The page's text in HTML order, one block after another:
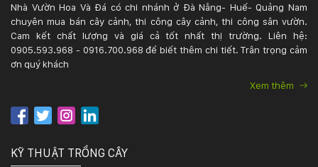
Nhà Vườn Hoa Và Đá có chi nhánh ở Đà Nẵng- Huế- Quảng Nam
chuyên mua bán cây cảnh, thi công cây cảnh, thi công sân vườn.
Cam kết chất lượng và giá cả tốt nhất thị trường. Liên hệ:
0905.593.968 - 0916.700.968 để biết thêm chi tiết. Trân trọng cảm
ơn quý khách
Xem thêm
KỸ THUẬT TRỒNG CÂY